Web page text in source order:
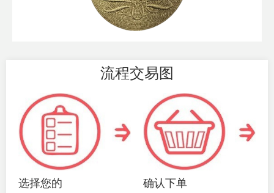
流程交易图
选择您的
确认下单